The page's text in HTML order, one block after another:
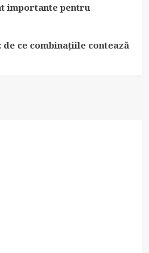
importante pentru
ce combinațiile contează